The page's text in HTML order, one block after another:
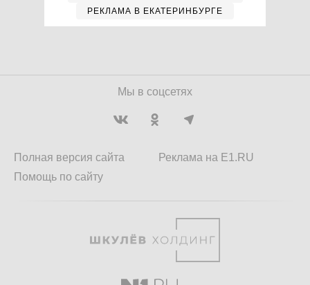
РЕКЛАМА В ЕКАТЕРИНБУРГЕ
Мы в соцсетях
Полная версия сайта
Помощь по сайту
Реклама на E1.RU